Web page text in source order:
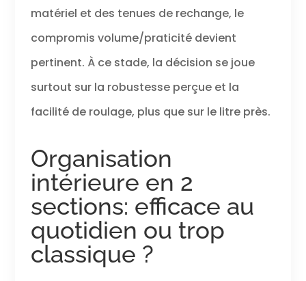
matériel et des tenues de rechange, le
compromis volume/praticité devient
pertinent. À ce stade, la décision se joue
surtout sur la robustesse perçue et la
facilité de roulage, plus que sur le litre près.
Organisation
intérieure en 2
sections: efficace au
quotidien ou trop
classique ?